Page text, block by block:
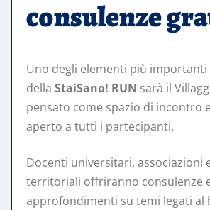
consulenze
Uno degli elementi più importanti
della StaiSano! RUN sarà il
pensato come spazio di incontro
aperto a tutti i partecipanti.
Docenti universitari, associazioni
territoriali offriranno consulenze
approfondimenti su temi legati al